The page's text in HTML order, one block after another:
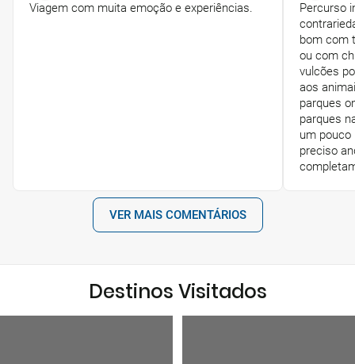
Viagem com muita emoção e experiências.
Percurso
bom com
ou com
vulcões
aos
parques
parques
um pouco
preciso
VER MAIS COMENTÁRIOS
Destinos Visitados